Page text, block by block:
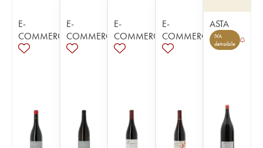
E-
COMMERCE
E-
COMMERCE
E-
COMMERCE
E-
COMMERCE
ASTA
IVA
detraibile